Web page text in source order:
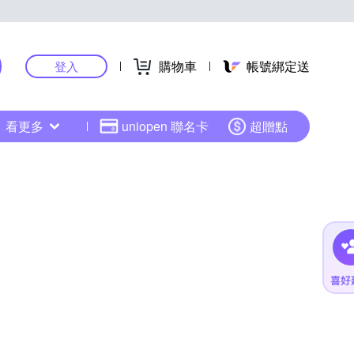
登入 購物車 帳號綁定送
看更多 uniopen 聯名卡 超贈點